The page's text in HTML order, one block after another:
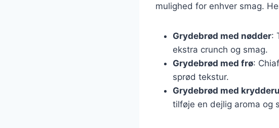
mulighed for enhver smag.
Grydebrød med nødder:
ekstra crunch og smag.
Grydebrød med frø:
sprød tekstur.
Grydebrød med
tilføje en dejlig aroma og